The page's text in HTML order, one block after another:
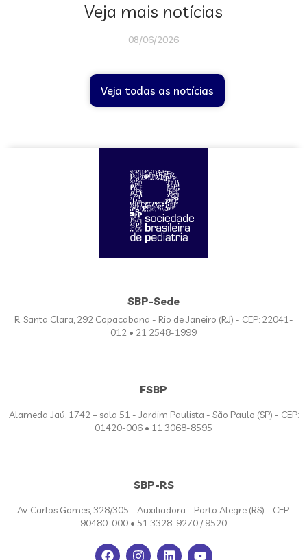
Veja mais notícias
08/06/2026
Veja todas as notícias
SBP-Sede
R. Santa Clara, 292 Copacabana - Rio de Janeiro (RJ) - CEP: 22041-
012 • 21 2548-1999
FSBP
Alameda Jaú, 1742 – sala 51 - Jardim Paulista - São Paulo (SP) - CEP:
01420-006 • 11 3068-8595
SBP-RS
Av. Carlos Gomes, 328/305 - Auxiliadora - Porto Alegre (RS) - CEP:
90480-000 • 51 3328-9270 / 9520